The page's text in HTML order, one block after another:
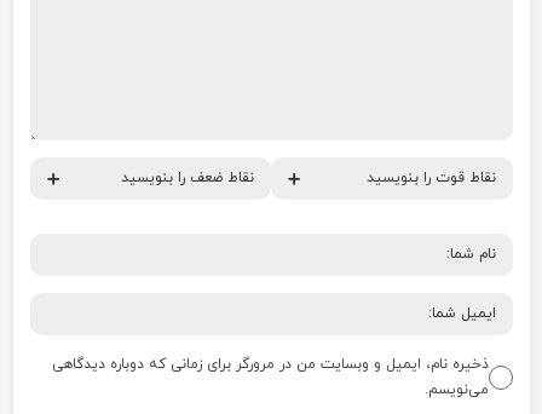
ذخیره نام، ایمیل و وبسایت من در مرورگر برای زمانی که دوباره دیدگاهی
می‌نویسم.